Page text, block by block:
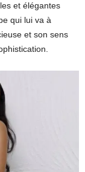
et élégantes
qui lui va à
et son sens